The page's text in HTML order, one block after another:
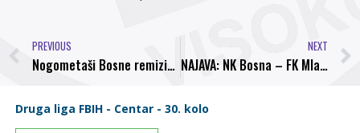
PREVIOUS
Nogometaši Bosne remizirali sa Pobjedom
NEXT
NAJAVA: NK Bosna – FK Mladost Župča